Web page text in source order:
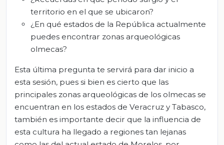
territorio en el que se ubicaron?
¿En qué estados de la República actualmente
puedes encontrar zonas arqueológicas
olmecas?
Esta última pregunta te servirá para dar inicio a
esta sesión, pues si bien es cierto que las
principales zonas arqueológicas de los olmecas se
encuentran en los estados de Veracruz y Tabasco,
también es importante decir que la influencia de
esta cultura ha llegado a regiones tan lejanas